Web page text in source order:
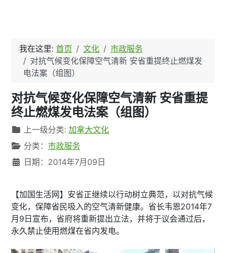
我在这里: 首页 文化
市政服务
对抗气候变化保障空气清新 安省重提终止燃煤发
电法案（组图）
对抗气候变化保障空气清新 安省重提
终止燃煤发电法案（组图）
文章信息
上一级分类: 加拿大文化
分类： 市政服务
日期：2014年7月09日
【加国生活网】安省正继续以行动树立典范，以对抗气候
变化，保障省民吸入的空气清新健康。省长韦恩2014年7
月9日宣布，省府将重新提出立法，并将于议会通过后，
永久禁止使用燃煤在省内发电。